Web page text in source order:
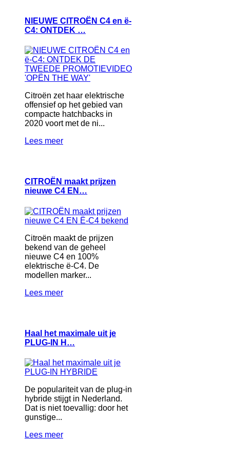
NIEUWE CITROËN C4 en ë-
C4: ONTDEK …
Citroën zet haar elektrische
offensief op het gebied van
compacte hatchbacks in
2020 voort met de ni...
Lees meer
CITROËN maakt prijzen
nieuwe C4 EN…
Citroën maakt de prijzen
bekend van de geheel
nieuwe C4 en 100%
elektrische ë-C4. De
modellen marker...
Lees meer
Haal het maximale uit je
PLUG‑IN H…
De populariteit van de plug-in
hybride stijgt in Nederland.
Dat is niet toevallig: door het
gunstige...
Lees meer